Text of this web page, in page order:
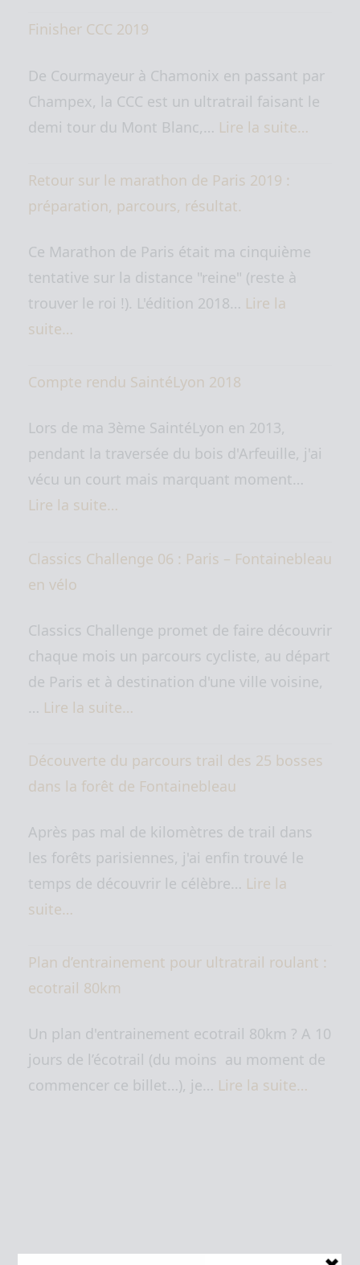
Finisher CCC 2019
De Courmayeur à Chamonix en passant par
Champex, la CCC est un ultratrail faisant le
demi tour du Mont Blanc,… Lire la suite…
Retour sur le marathon de Paris 2019 :
préparation, parcours, résultat.
Ce Marathon de Paris était ma cinquième
tentative sur la distance "reine" (reste à
trouver le roi !). L'édition 2018… Lire la
suite…
Compte rendu SaintéLyon 2018
Lors de ma 3ème SaintéLyon en 2013,
pendant la traversée du bois d'Arfeuille, j'ai
vécu un court mais marquant moment…
Lire la suite…
Classics Challenge 06 : Paris – Fontainebleau
en vélo
Classics Challenge promet de faire découvrir
chaque mois un parcours cycliste, au départ
de Paris et à destination d'une ville voisine,
… Lire la suite…
Découverte du parcours trail des 25 bosses
dans la forêt de Fontainebleau
Après pas mal de kilomètres de trail dans
les forêts parisiennes, j'ai enfin trouvé le
temps de découvrir le célèbre… Lire la
suite…
Plan d’entrainement pour ultratrail roulant :
ecotrail 80km
Un plan d'entrainement ecotrail 80km ? A 10
jours de l’écotrail (du moins au moment de
commencer ce billet…), je… Lire la suite…